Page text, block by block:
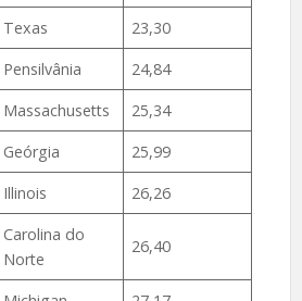
Texas
23,30
Pensilvânia
24,84
Massachusetts
25,34
Geórgia
25,99
Illinois 26,26
Carolina do
Norte
26,40